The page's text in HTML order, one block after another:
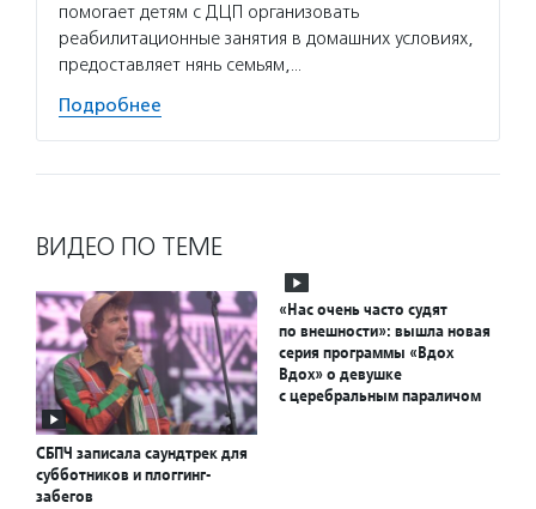
помогает детям с ДЦП организовать
реабилитационные занятия в домашних условиях,
предоставляет нянь семьям,…
Подробнее
ВИДЕО ПО ТЕМЕ
СБПЧ записала саундтрек для
субботников и плоггинг-
забегов
«Нас очень часто судят
по внешности»: вышла новая
серия программы «Вдох
Вдох» о девушке
с церебральным параличом